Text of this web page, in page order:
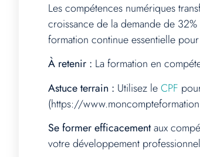
Les compétences numériques
croissance de la demande de
formation continue essentielle
À retenir : La formation en
Astuce terrain : Utilisez leCPF
(https://
Se former efficacementaux
votre développement